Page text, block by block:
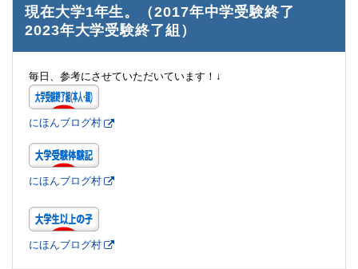
現在大学1年生。（2017年中学受験終了
2023年大学受験終了組）
毎日、参考にさせていただいています！↓
にほんブログ村
にほんブログ村
にほんブログ村